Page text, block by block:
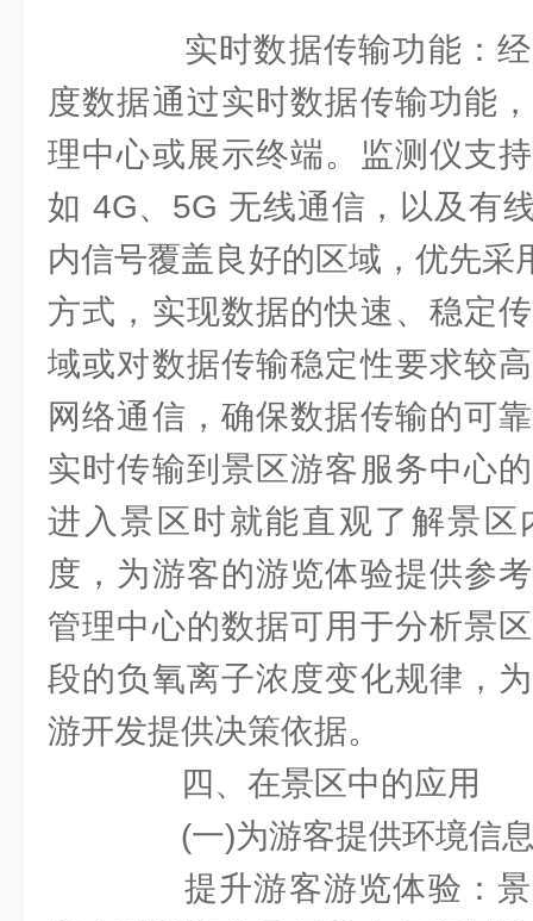
实时数据传输功能：经
度数据通过实时数据传输功能
理中心或展示终端。监测仪支
如 4G、5G 无线通信，以及有
内信号覆盖良好的区域，优先采
方式，实现数据的快速、稳定
域或对数据传输稳定性要求较
网络通信，确保数据传输的可
实时传输到景区游客服务中心
进入景区时就能直观了解景区
度，为游客的游览体验提供参
管理中心的数据可用于分析景
段的负氧离子浓度变化规律，
游开发提供决策依据。
四、在景区中的应用
(一)为游客提供环境信
提升游客游览体验：景